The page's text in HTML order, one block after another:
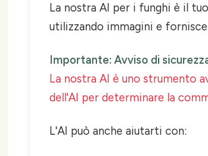
La nostra AI per i funghi è il
utilizzando immagini e
Importante: Avviso di
La nostra AI è uno strumento
dell'AI per determinare la
L'AI può anche aiutarti con: